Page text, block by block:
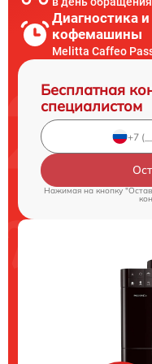
Диагностика
кофемашины
Melitta Caffeo
Бесплатная
специалистом
Нажимая на кнопку